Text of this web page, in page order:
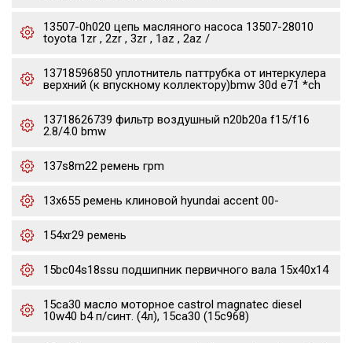
13507-0h020 цепь масляного насоса 13507-28010
toyota 1zr , 2zr , 3zr , 1az , 2az /
13718596850 уплотнитель паттрубка от интеркулера
верхний (к впускному коллектору)bmw 30d e71 *ch
13718626739 фильтр воздушный n20b20a f15/f16
2.8/4.0 bmw
137s8m22 ремень грm
13x655 ремень клиновой hyundai accent 00-
154xr29 ремень
15bc04s18ssu подшипник первичного вала 15x40x14
15ca30 масло моторное castrol magnatec diesel
10w40 b4 п/синт. (4л), 15ca30 (15c968)